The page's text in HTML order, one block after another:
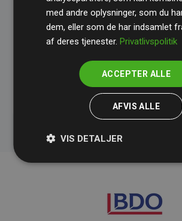
Du kan læse mere om de konkrete
initiativet Websites, der støtter
med andre oplysninger, som du
dem, eller som de har indsamlet
af deres tjenester.Privatlivspolitik
ACCEPTER ALLE
AFVIS ALLE
VIS DETALJER